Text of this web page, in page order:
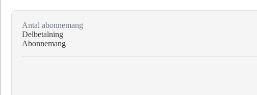
Antal abonnemang
Delbetalning
Abonnemang